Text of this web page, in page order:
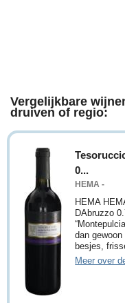
Vergelijkbare
druiven of regio:
0...
HEMA -
HEMA
DAbruzzo
dan
besjes,
Meer over